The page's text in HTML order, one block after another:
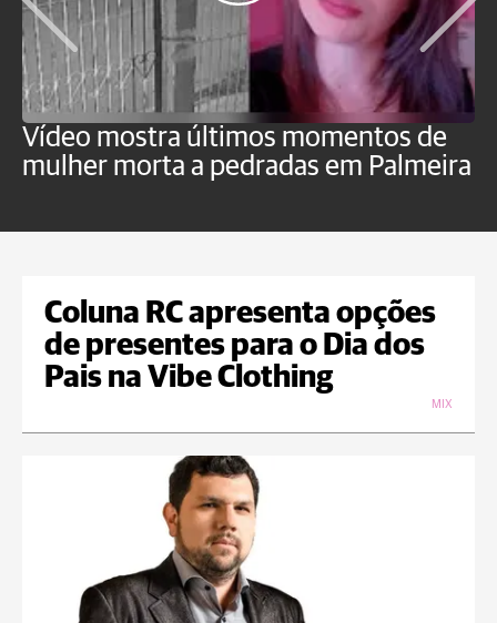
Vídeo mostra últimos momentos de
mulher morta a pedradas em Palmeira
Coluna RC apresenta opções
de presentes para o Dia dos
Pais na Vibe Clothing
MIX